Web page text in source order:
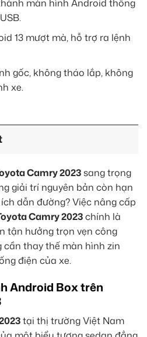
màn hình Android thông
13 mượt mà, hỗ trợ ra lệnh
gốc, không tháo lắp, không
xe.
Camry 2023sang trọng
giải trí nguyên bản còn hạn
dẫn đường? Việc nâng cấp
Camry 2023chính là
tận hưởng trọn vẹn công
cần thay thế màn hình zin
điện của xe.
Android Box trên
tại thị trường Việt Nam